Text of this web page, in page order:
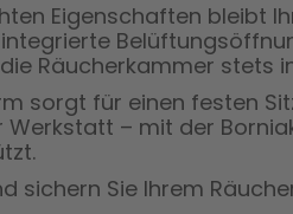
Eigenschaften bleibt
Räucherkammer stets
sorgt für einen festen
– mit der
sichern Sie Ihrem